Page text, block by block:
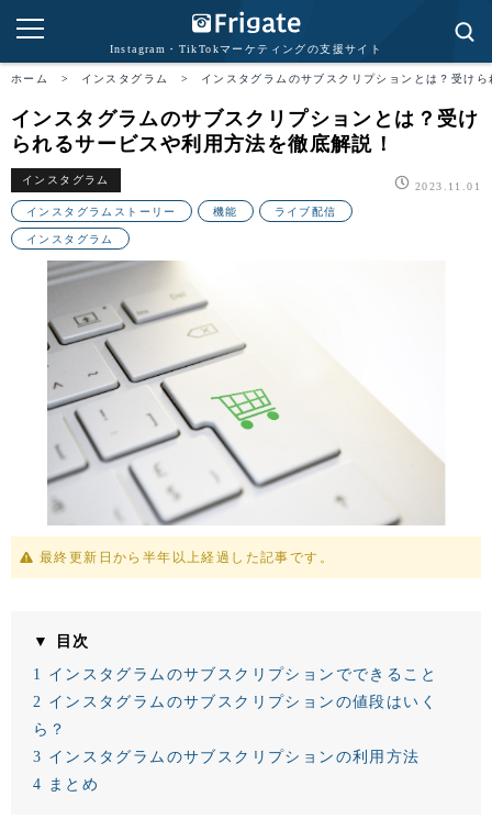
Instagram・TikTokマーケティングの支援サイト
ホーム > インスタグラム > インスタグラムのサブスクリプションとは？受け
インスタグラムのサブスクリプションとは？受け
られるサービスや利用方法を徹底解説！
インスタグラム
2023.11.01
インスタグラムストーリー 機能 ライブ配信
インスタグラム
最終更新日から半年以上経過した記事です。
▼ 目次
1 インスタグラムのサブスクリプションでできること
2 インスタグラムのサブスクリプションの値段はいく
ら？
3 インスタグラムのサブスクリプションの利用方法
4 まとめ